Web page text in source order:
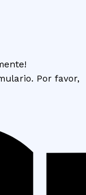
Por favor,